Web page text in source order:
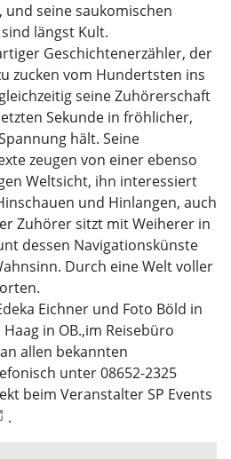
seine saukomischen
längst Kult.
Geschichtenerzähler, der
zucken vom Hundertsten ins
seine Zuhörerschaft
Sekunde in fröhlicher,
hält. Seine
zeugen von einer ebenso
Weltsicht, ihn interessiert
und Hinlangen, auch
Zuhörer sitzt mit Weiherer in
dessen Navigationskünste
Durch eine Welt voller
Eichner und Foto Böld in
in OB.,im Reisebüro
allen bekannten
unter 08652-2325
beim Veranstalter SP Events
.